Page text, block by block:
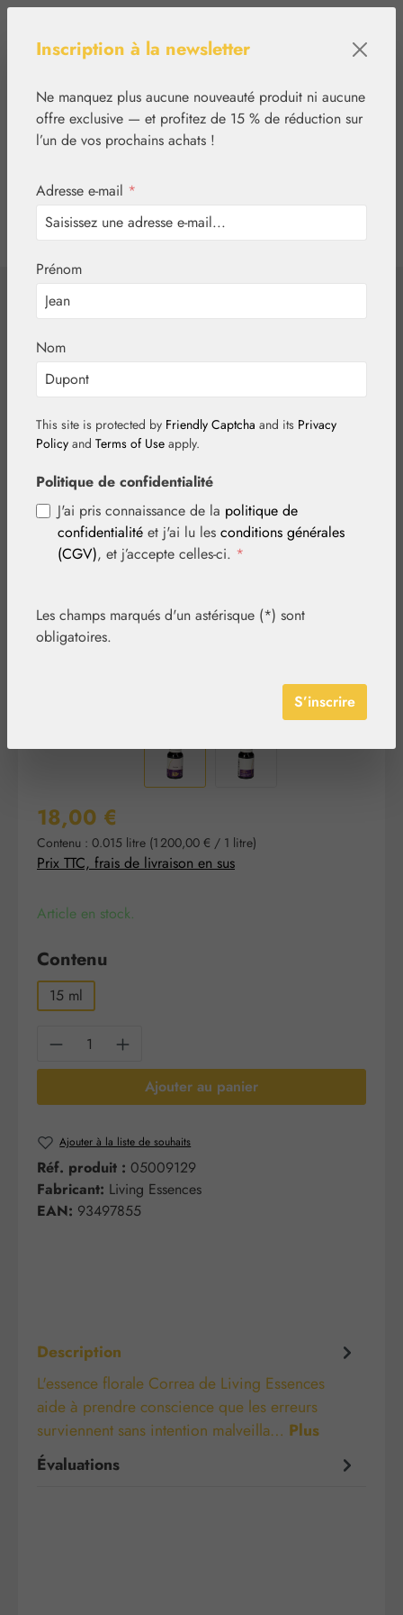
tcinn-a11y-toolbar.show
✿
Correa gouttes
Ignorer la galerie d'images
Prix régulier :
18,00 €
Contenu : 0.015 litre (1 200,00 € / 1 litre)
Prix TTC, frais de livraison en sus
Article en stock.
Sélectionnez
Contenu
15 ml
Quantité de produit : Entrez la quantité
Ajouter au panier
Ajouter à la liste de souhaits
Réf. produit : 05009129
Fabricant: Living Essences
EAN: 93497855
Description
L'essence florale Correa de Living Essences
aide à prendre conscience que les erreurs
surviennent sans intention malveilla… Plus
Évaluations
Inscription à la newsletter
Ne manquez plus aucune nouveauté produit ni aucune
offre exclusive — et profitez de 15 % de réduction sur
l’un de vos prochains achats !
Adresse e-mail *
Prénom
Nom
This site is protected by Friendly Captcha and its Privacy
Policy and Terms of Use apply.
Politique de confidentialité
J'ai pris connaissance de la politique de
confidentialité et j'ai lu les conditions générales
(CGV), et j’accepte celles-ci. *
Les champs marqués d'un astérisque (*) sont
obligatoires.
S’inscrire